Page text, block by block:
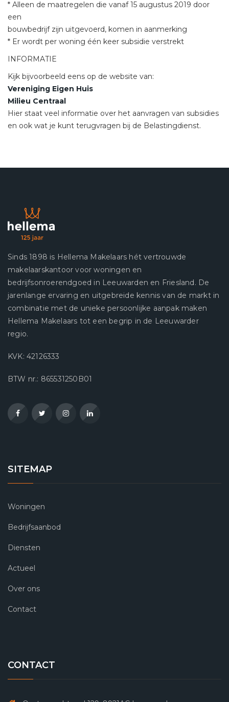
* Alleen de maatregelen die vanaf 15 augustus 2019 door
een
bouwbedrijf zijn uitgevoerd, komen in aanmerking
* Er wordt per woning één keer subsidie verstrekt
INFORMATIE
Kijk bijvoorbeeld eens op de website van:
Vereniging Eigen Huis
Milieu Centraal
Hier staat veel informatie over het aanvragen van subsidies
en ook wat je kunt terugvragen bij de Belastingdienst.
Sinds 1898 is Hellema Makelaars hét vertrouwde
makelaarskantoor voor woningen en
bedrijfsonroerendgoed in Leeuwarden en Friesland. De
jarenlange ervaring en uitgebreide kennis van de markt in
combinatie met de unieke persoonlijke aanpak maken
Hellema Makelaars tot een begrip in de Leeuwarder
regio.
KVK: 42126333
BTW nr.: 865531250B01
SITEMAP
Woningen
Bedrijfsaanbod
Diensten
Actueel
Over ons
Contact
CONTACT